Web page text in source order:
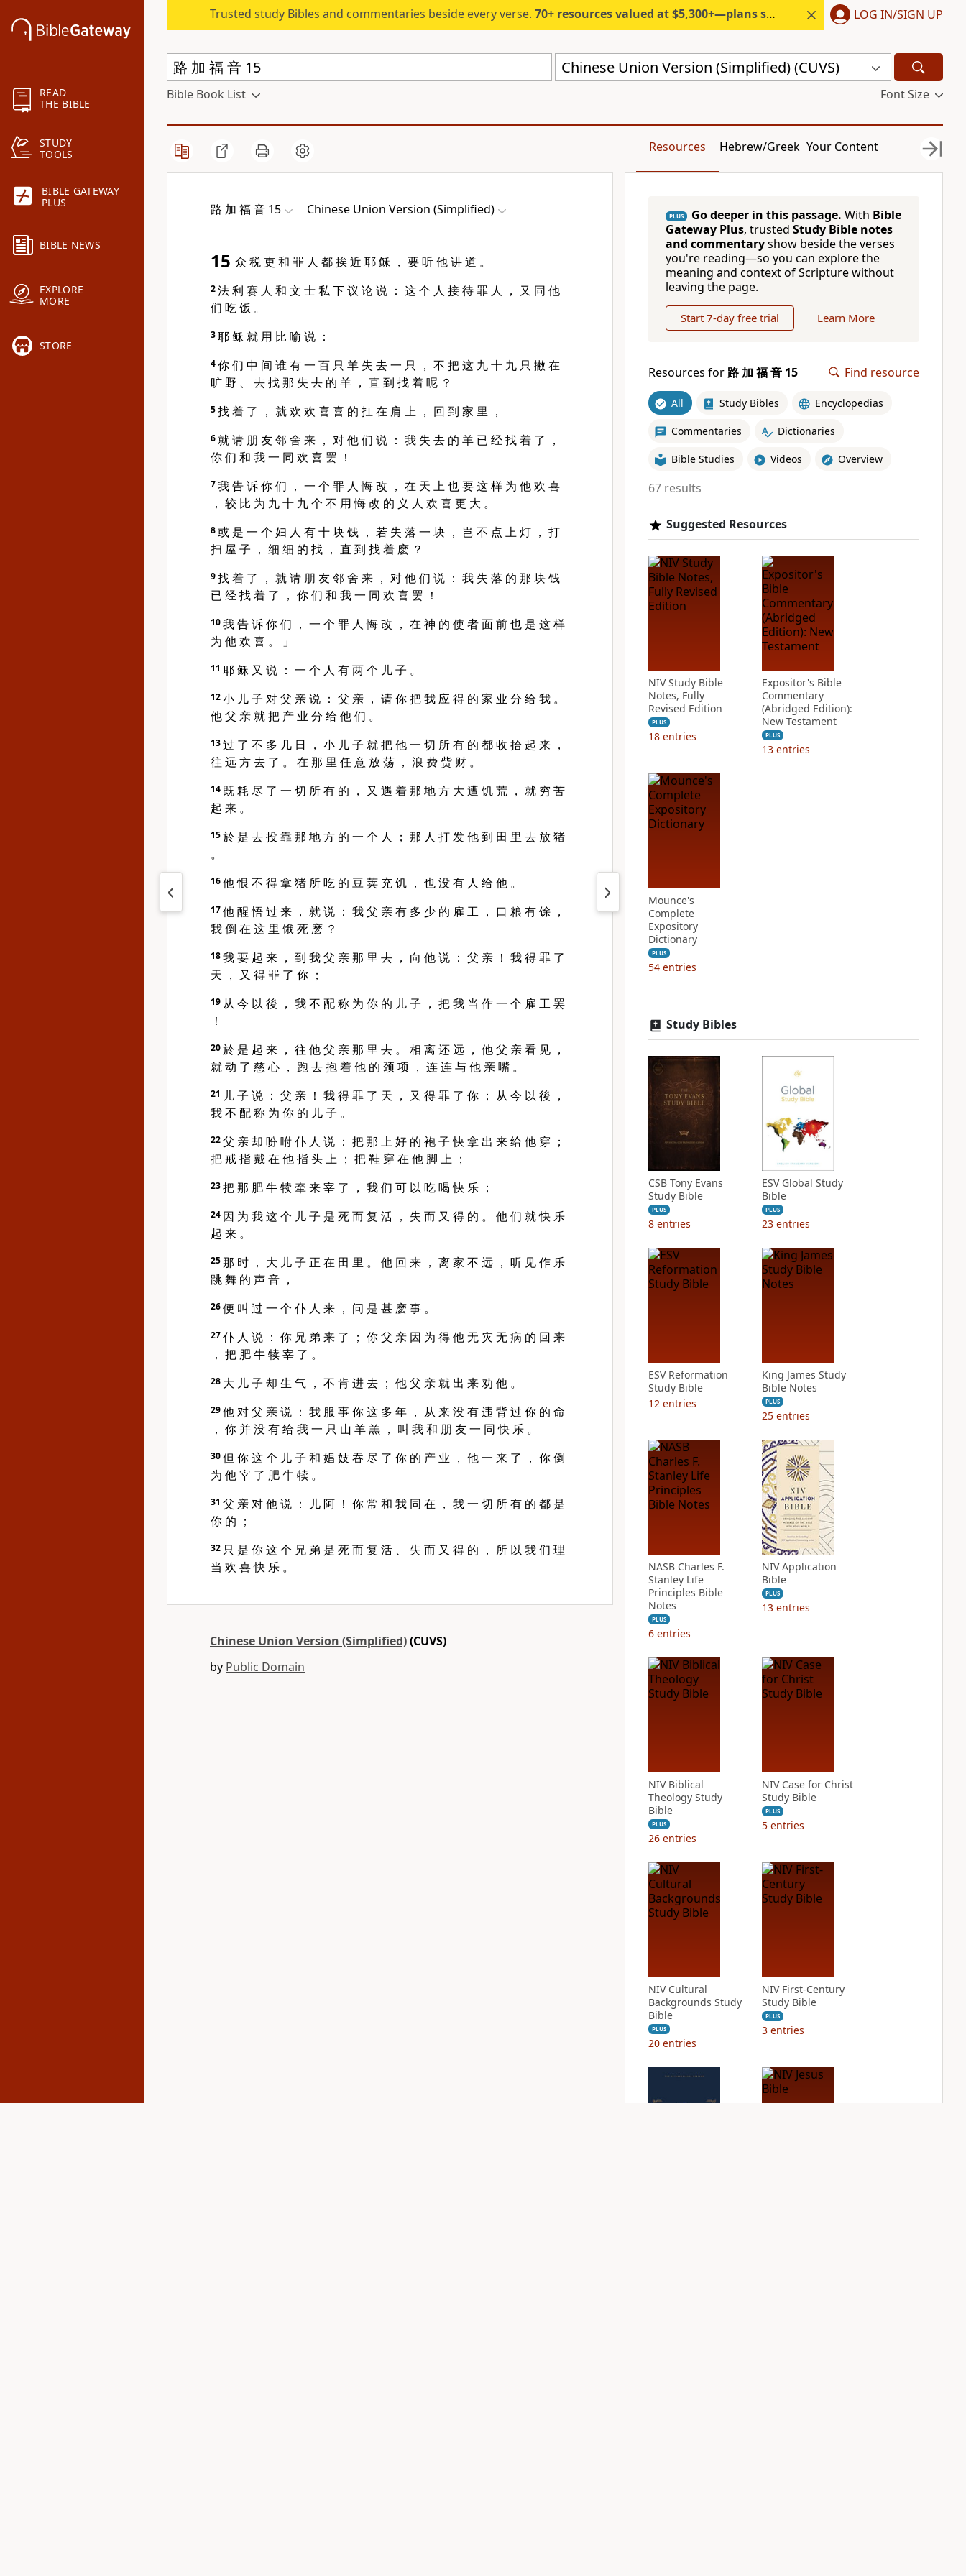
READ
THE BIBLE
STUDY
TOOLS
BIBLE GATEWAY
PLUS
BIBLE NEWS
EXPLORE
MORE
STORE
Trusted study Bibles and commentaries beside every verse. 70+ resources valued at $5,300+—plans start under $6/month. LOG IN/SIGN UP
Chinese Union Version (Simplified) (CUVS)
Bible Book List Font Size
Resources Hebrew/Greek Your Content
路 加 福 音 15 Chinese Union Version (Simplified)
15 众 税 吏 和 罪 人 都 挨 近 耶 稣 ， 要 听 他 讲 道 。
2法 利 赛 人 和 文 士 私 下 议 论 说 ： 这 个 人 接 待 罪 人 ， 又 同 他
们 吃 饭 。
3耶 稣 就 用 比 喻 说 ：
4你 们 中 间 谁 有 一 百 只 羊 失 去 一 只 ， 不 把 这 九 十 九 只 撇 在
旷 野 、 去 找 那 失 去 的 羊 ， 直 到 找 着 呢 ？
5找 着 了 ， 就 欢 欢 喜 喜 的 扛 在 肩 上 ， 回 到 家 里 ，
6就 请 朋 友 邻 舍 来 ， 对 他 们 说 ： 我 失 去 的 羊 已 经 找 着 了 ，
你 们 和 我 一 同 欢 喜 罢 ！
7我 告 诉 你 们 ， 一 个 罪 人 悔 改 ， 在 天 上 也 要 这 样 为 他 欢 喜
， 较 比 为 九 十 九 个 不 用 悔 改 的 义 人 欢 喜 更 大 。
8或 是 一 个 妇 人 有 十 块 钱 ， 若 失 落 一 块 ， 岂 不 点 上 灯 ， 打
扫 屋 子 ， 细 细 的 找 ， 直 到 找 着 麽 ？
9找 着 了 ， 就 请 朋 友 邻 舍 来 ， 对 他 们 说 ： 我 失 落 的 那 块 钱
已 经 找 着 了 ， 你 们 和 我 一 同 欢 喜 罢 ！
10我 告 诉 你 们 ， 一 个 罪 人 悔 改 ， 在 神 的 使 者 面 前 也 是 这 样
为 他 欢 喜 。 」
11 耶 稣 又 说 ： 一 个 人 有 两 个 儿 子 。
12小 儿 子 对 父 亲 说 ： 父 亲 ， 请 你 把 我 应 得 的 家 业 分 给 我 。
他 父 亲 就 把 产 业 分 给 他 们 。
13过 了 不 多 几 日 ， 小 儿 子 就 把 他 一 切 所 有 的 都 收 拾 起 来 ，
往 远 方 去 了 。 在 那 里 任 意 放 荡 ， 浪 费 赀 财 。
14 既 耗 尽 了 一 切 所 有 的 ， 又 遇 着 那 地 方 大 遭 饥 荒 ， 就 穷 苦
起 来 。
15於 是 去 投 靠 那 地 方 的 一 个 人 ； 那 人 打 发 他 到 田 里 去 放 猪
。
16他 恨 不 得 拿 猪 所 吃 的 豆 荚 充 饥 ， 也 没 有 人 给 他 。
17他 醒 悟 过 来 ， 就 说 ： 我 父 亲 有 多 少 的 雇 工 ， 口 粮 有 馀 ，
我 倒 在 这 里 饿 死 麽 ？
18我 要 起 来 ， 到 我 父 亲 那 里 去 ， 向 他 说 ： 父 亲 ！ 我 得 罪 了
天 ， 又 得 罪 了 你 ；
19 从 今 以 後 ， 我 不 配 称 为 你 的 儿 子 ， 把 我 当 作 一 个 雇 工 罢
！
20於 是 起 来 ， 往 他 父 亲 那 里 去 。 相 离 还 远 ， 他 父 亲 看 见 ，
就 动 了 慈 心 ， 跑 去 抱 着 他 的 颈 项 ， 连 连 与 他 亲 嘴 。
21 儿 子 说 ： 父 亲 ！ 我 得 罪 了 天 ， 又 得 罪 了 你 ； 从 今 以 後 ，
我 不 配 称 为 你 的 儿 子 。
22父 亲 却 吩 咐 仆 人 说 ： 把 那 上 好 的 袍 子 快 拿 出 来 给 他 穿 ；
把 戒 指 戴 在 他 指 头 上 ； 把 鞋 穿 在 他 脚 上 ；
23把 那 肥 牛 犊 牵 来 宰 了 ， 我 们 可 以 吃 喝 快 乐 ；
24 因 为 我 这 个 儿 子 是 死 而 复 活 ， 失 而 又 得 的 。 他 们 就 快 乐
起 来 。
25那 时 ， 大 儿 子 正 在 田 里 。 他 回 来 ， 离 家 不 远 ， 听 见 作 乐
跳 舞 的 声 音 ，
26便 叫 过 一 个 仆 人 来 ， 问 是 甚 麽 事 。
27仆 人 说 ： 你 兄 弟 来 了 ； 你 父 亲 因 为 得 他 无 灾 无 病 的 回 来
， 把 肥 牛 犊 宰 了 。
28 大 儿 子 却 生 气 ， 不 肯 进 去 ； 他 父 亲 就 出 来 劝 他 。
29他 对 父 亲 说 ： 我 服 事 你 这 多 年 ， 从 来 没 有 违 背 过 你 的 命
， 你 并 没 有 给 我 一 只 山 羊 羔 ， 叫 我 和 朋 友 一 同 快 乐 。
30但 你 这 个 儿 子 和 娼 妓 吞 尽 了 你 的 产 业 ， 他 一 来 了 ， 你 倒
为 他 宰 了 肥 牛 犊 。
31 父 亲 对 他 说 ： 儿 阿 ！ 你 常 和 我 同 在 ， 我 一 切 所 有 的 都 是
你 的 ；
32 只 是 你 这 个 兄 弟 是 死 而 复 活 、 失 而 又 得 的 ， 所 以 我 们 理
当 欢 喜 快 乐 。
Chinese Union Version (Simplified)(CUVS)
by Public Domain
PLUS Go deeper in this passage. With Bible
Gateway Plus, trusted Study Bible notes
and commentaryshow beside the verses
you're reading—so you can explore the
meaning and context of Scripture without
leaving the page.
Start 7-day free trial Learn More
Resources for 路 加 福 音 15 Find resource
All Study Bibles Encyclopedias
Commentaries Dictionaries
Bible Studies Videos Overview
67 results
Suggested Resources
NIV Study Bible
Notes, Fully
Revised Edition
PLUS
18 entries
Expositor's Bible
Commentary
(Abridged Edition):
New Testament
PLUS
13 entries
Mounce's
Complete
Expository
Dictionary
PLUS
54 entries
Study Bibles
CSB Tony Evans
Study Bible
PLUS
8 entries
ESV Global Study
Bible
PLUS
23 entries
ESV Reformation
Study Bible
12 entries
King James Study
Bible Notes
PLUS
25 entries
NASB Charles F.
Stanley Life
Principles Bible
Notes
PLUS
6 entries
NIV Application
Bible
PLUS
13 entries
NIV Biblical
Theology Study
Bible
PLUS
26 entries
NIV Case for Christ
Study Bible
PLUS
5 entries
NIV Cultural
Backgrounds Study
Bible
PLUS
20 entries
NIV First-Century
Study Bible
PLUS
3 entries